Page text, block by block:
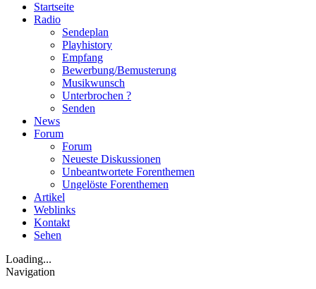
Startseite
Radio
Sendeplan
Playhistory
Empfang
Bewerbung/Bemusterung
Musikwunsch
Unterbrochen ?
Senden
News
Forum
Forum
Neueste Diskussionen
Unbeantwortete Forenthemen
Ungelöste Forenthemen
Artikel
Weblinks
Kontakt
Sehen
Loading...
Navigation